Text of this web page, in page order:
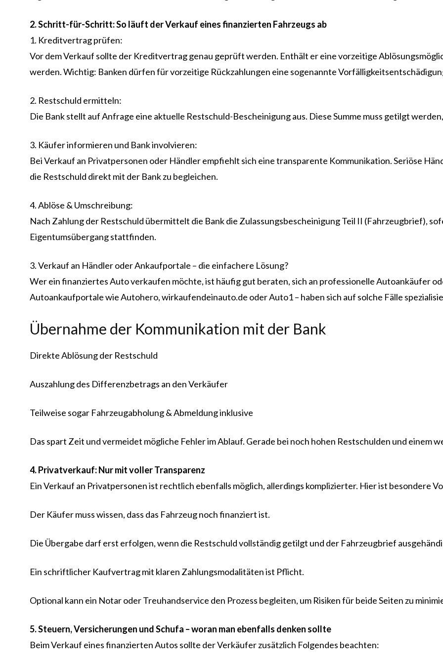
2. Schritt-für-Schritt: So läuft der Verkauf eines finanzierten Fahrzeugs ab
1. Kreditvertrag prüfen:
Vor dem Verkauf sollte der Kreditvertrag genau geprüft werden. Enthält er eine vorzeitige
werden. Wichtig: Banken dürfen für vorzeitige Rückzahlungen eine sogenannte
2. Restschuld ermitteln:
Die Bank stellt auf Anfrage eine aktuelle Restschuld-Bescheinigung aus. Diese Summe muss getilgt
3. Käufer informieren und Bank involvieren:
Bei Verkauf an Privatpersonen oder Händler empfiehlt sich eine transparente Kommunikation. Seriöse
die Restschuld direkt mit der Bank zu begleichen.
4. Ablöse & Umschreibung:
Nach Zahlung der Restschuld übermittelt die Bank die Zulassungsbescheinigung Teil II (Fahrzeugbrief),
Eigentumsübergang stattfinden.
3. Verkauf an Händler oder Ankaufportale – die einfachere Lösung?
Wer ein finanziertes Auto verkaufen möchte, ist häufig gut beraten, sich an professionelle Autoankäufer
Autoankaufportale wie Autohero, wirkaufendeinauto.de oder Auto1 – haben sich auf solche Fälle
Übernahme der Kommunikation mit der Bank
Direkte Ablösung der Restschuld
Auszahlung des Differenzbetrags an den Verkäufer
Teilweise sogar Fahrzeugabholung & Abmeldung inklusive
Das spart Zeit und vermeidet mögliche Fehler im Ablauf. Gerade bei noch hohen Restschulden und einem
4. Privatverkauf: Nur mit voller Transparenz
Ein Verkauf an Privatpersonen ist rechtlich ebenfalls möglich, allerdings komplizierter. Hier ist besondere
Der Käufer muss wissen, dass das Fahrzeug noch finanziert ist.
Die Übergabe darf erst erfolgen, wenn die Restschuld vollständig getilgt und der Fahrzeugbrief
Ein schriftlicher Kaufvertrag mit klaren Zahlungsmodalitäten ist Pflicht.
Optional kann ein Notar oder Treuhandservice den Prozess begleiten, um Risiken für beide Seiten zu
5. Steuern, Versicherungen und Schufa – woran man ebenfalls denken sollte
Beim Verkauf eines finanzierten Autos sollte der Verkäufer zusätzlich Folgendes beachten: